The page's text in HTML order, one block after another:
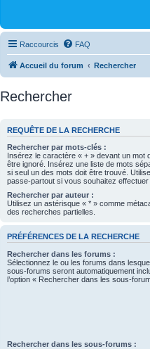
Raccourcis FAQ
Accueil du forum Rechercher
Rechercher
REQUÊTE DE LA RECHERCHE
Rechercher par mots-clés :
Insérez le caractère « + » devant un mot
être ignoré. Insérez une liste de mots
si seul un des mots doit être trouvé.
passe-partout si vous souhaitez effectuer
Rechercher par auteur :
Utilisez un astérisque « * » comme
des recherches partielles.
PRÉFÉRENCES DE LA RECHERCHE
Rechercher dans les forums :
Sélectionnez le ou les forums dans
sous-forums seront automatiquement
l’option « Rechercher dans les sous-
Rechercher dans les sous-forums :